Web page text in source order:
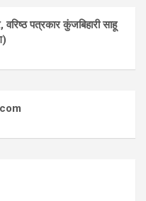
पत्रकार कुंजबिहारी साहू